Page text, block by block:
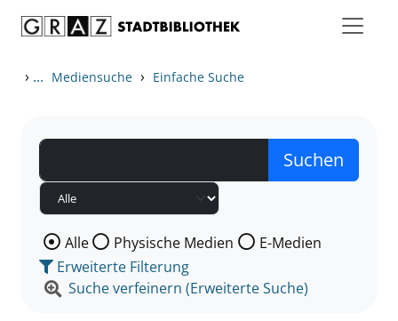
› ... Mediensuche › Einfache Suche
Wählen Sie die Medienart nach der Sie suchen wollen.
Alle Physische Medien
E-Medien
Erweiterte Filterung
Suche verfeinern (Erweiterte Suche)